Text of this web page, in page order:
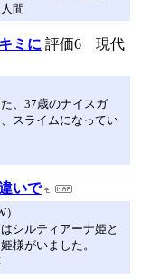
間
ミに 評価6 現代
、37歳のナイスガ
スライムになってい
いで
シルティアーナ姫と
様がいました。